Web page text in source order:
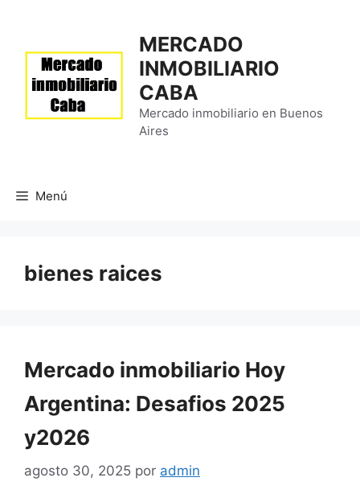
contenido
MERCADO
INMOBILIARIO
CABA
Mercado inmobiliario en Buenos
Aires
Menú
bienes raices
Mercado inmobiliario Hoy
Argentina: Desafios 2025
y2026
agosto 30, 2025 por admin